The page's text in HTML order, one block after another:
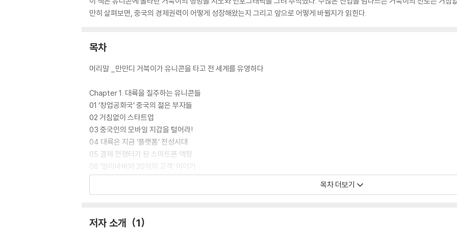
만히 살펴보면, 중국의 경제권력이 어떻게 성장해왔는지 그리고 앞으로 어떻게 바뀔지가 읽힌다.
목차
머리말 _만만디 거북이가 유니콘을 타고 전 세계를 유영하다
Chapter 1. 대륙을 질주하는 유니콘들
01 ‘창업공화국’ 중국의 젊은 부자들
02 거침없이 스타트업
03 중국인의 모바일 지갑을 털어라!
04 대륙은 지금 ‘플랫폼’ 전성시대
05 결제 전쟁터가 된 스마트폰 액정
06 ‘알리바바와 20억의 고객’ 이야기
07 광군제 패권 전쟁
목차 더보기
저자 소개 1